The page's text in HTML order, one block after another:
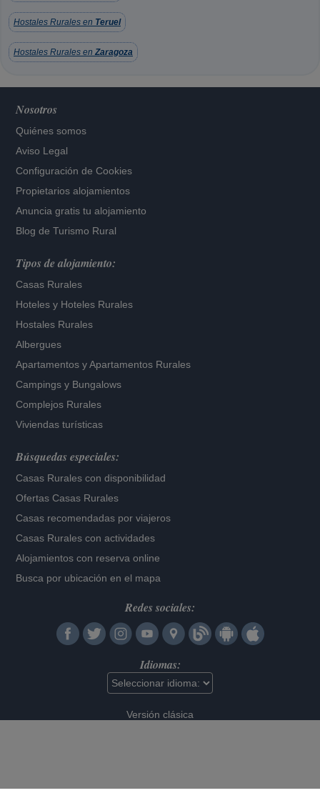
Hostales Rurales en Teruel
Hostales Rurales en Zaragoza
Nosotros
Quiénes somos
Aviso Legal
Configuración de Cookies
Propietarios alojamientos
Anuncia gratis tu alojamiento
Blog de Turismo Rural
Tipos de alojamiento:
Casas Rurales
Hoteles y Hoteles Rurales
Hostales Rurales
Albergues
Apartamentos yApartamentos Rurales
Campings y Bungalows
Complejos Rurales
Viviendas turísticas
Búsquedas especiales:
Casas Rurales con disponibilidad
Ofertas Casas Rurales
Casas recomendadas por viajeros
Casas Rurales con actividades
Alojamientos con reserva online
Busca por ubicación en el mapa
Redes sociales:
Idiomas:
Versión clásica